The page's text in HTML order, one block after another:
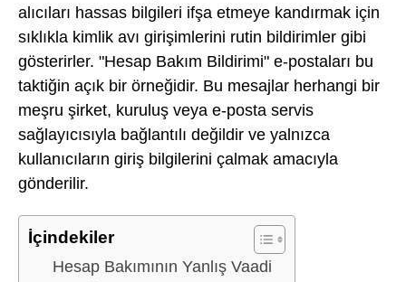
alıcıları hassas bilgileri ifşa etmeye kandırmak için
sıklıkla kimlik avı girişimlerini rutin bildirimler gibi
gösterirler. "Hesap Bakım Bildirimi" e-postaları bu
taktiğin açık bir örneğidir. Bu mesajlar herhangi bir
meşru şirket, kuruluş veya e-posta servis
sağlayıcısıyla bağlantılı değildir ve yalnızca
kullanıcıların giriş bilgilerini çalmak amacıyla
gönderilir.
İçindekiler
Hesap Bakımının Yanlış Vaadi